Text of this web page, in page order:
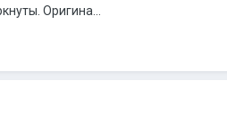
Оригина...